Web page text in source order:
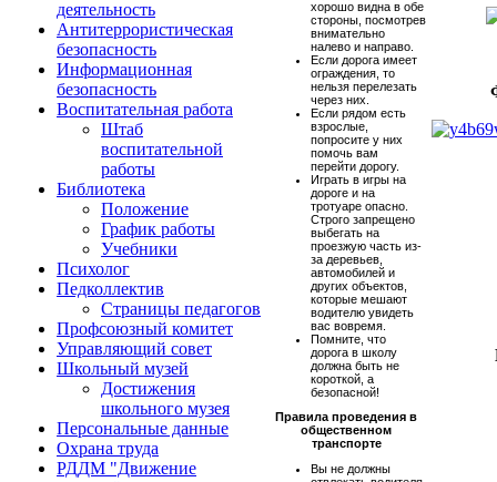
деятельность
Антитеррористическая
безопасность
Информационная
безопасность
Воспитательная работа
Штаб
воспитательной
работы
Библиотека
Положение
График работы
Учебники
Психолог
Педколлектив
Страницы педагогов
Профсоюзный комитет
Управляющий совет
Школьный музей
Достижения
школьного музея
Персональные данные
Охрана труда
РДДМ "Движение
хорошо видна в обе
стороны, посмотрев
внимательно
налево и направо.
Если дорога имеет
ограждения, то
нельзя перелезать
через них.
Если рядом есть
взрослые,
попросите у них
помочь вам
перейти дорогу.
Играть в игры на
дороге и на
тротуаре опасно.
Строго запрещено
выбегать на
проезжую часть из-
за деревьев,
автомобилей и
других объектов,
которые мешают
водителю увидеть
вас вовремя.
Помните, что
дорога в школу
должна быть не
короткой, а
безопасной!
Правила проведения в
общественном
транспорте
Вы не должны